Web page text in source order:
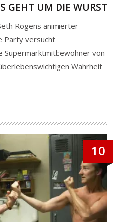
GEHT UM DIE WURST
Rogens animierter
Party versucht
Supermarktmitbewohner von
Wahrheit
10